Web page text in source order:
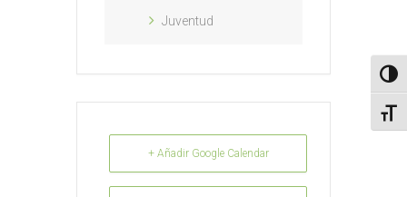
Juventud
+ Añadir Google Calendar